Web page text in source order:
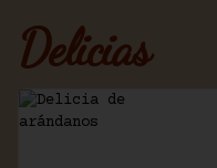
Delicias